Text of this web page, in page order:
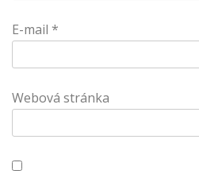
E-mail *
Webová stránka